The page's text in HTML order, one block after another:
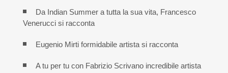
Da Indian Summer a tutta la sua vita, Francesco
Venerucci si racconta
Eugenio Mirti formidabile artista si racconta
A tu per tu con Fabrizio Scrivano incredibile artista